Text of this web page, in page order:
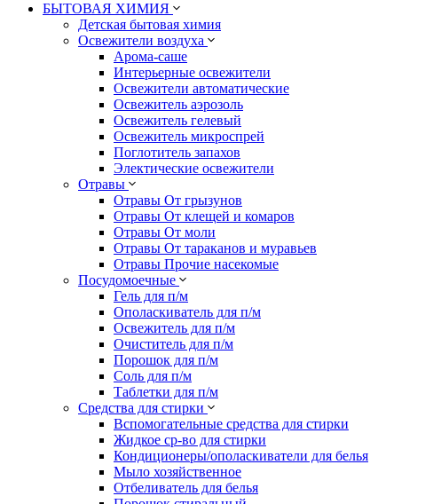
БЫТОВАЯ ХИМИЯ
Детская бытовая химия
Освежители воздуха
Арома-саше
Интерьерные освежители
Освежители автоматические
Освежитель аэрозоль
Освежитель гелевый
Освежитель микроспрей
Поглотитель запахов
Электические освежители
Отравы
Отравы От грызунов
Отравы От клещей и комаров
Отравы От моли
Отравы От тараканов и муравьев
Отравы Прочие насекомые
Посудомоечные
Гель для п/м
Ополаскиватель для п/м
Освежитель для п/м
Очиститель для п/м
Порошок для п/м
Соль для п/м
Таблетки для п/м
Средства для стирки
Вспомогательные средства для стирки
Жидкое ср-во для стирки
Кондиционеры/ополаскиватели для белья
Мыло хозяйственное
Отбеливатель для белья